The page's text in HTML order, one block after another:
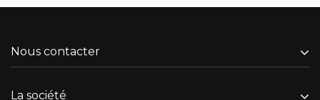
Nous contacter
La société